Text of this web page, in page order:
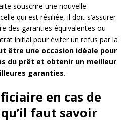
souscrire une nouvelle
qui est résiliée, il doit s’assurer
des garanties équivalentes ou
initial pour éviter un refus par la
être une occasion idéale pour
du prêt et obtenir un meilleur
garanties.
en cas de
faut savoir